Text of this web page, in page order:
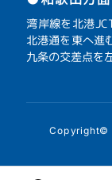
湾岸線を北港
北港通を東へ進
九条の交差点を
Copyright©